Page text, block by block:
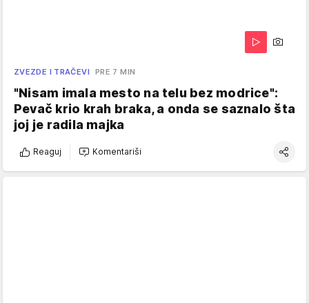
ZVEZDE I TRAČEVI PRE 7 MIN
"Nisam imala mesto na telu bez modrice":
Pevač krio krah braka, a onda se saznalo šta
joj je radila majka
Reaguj Komentariši